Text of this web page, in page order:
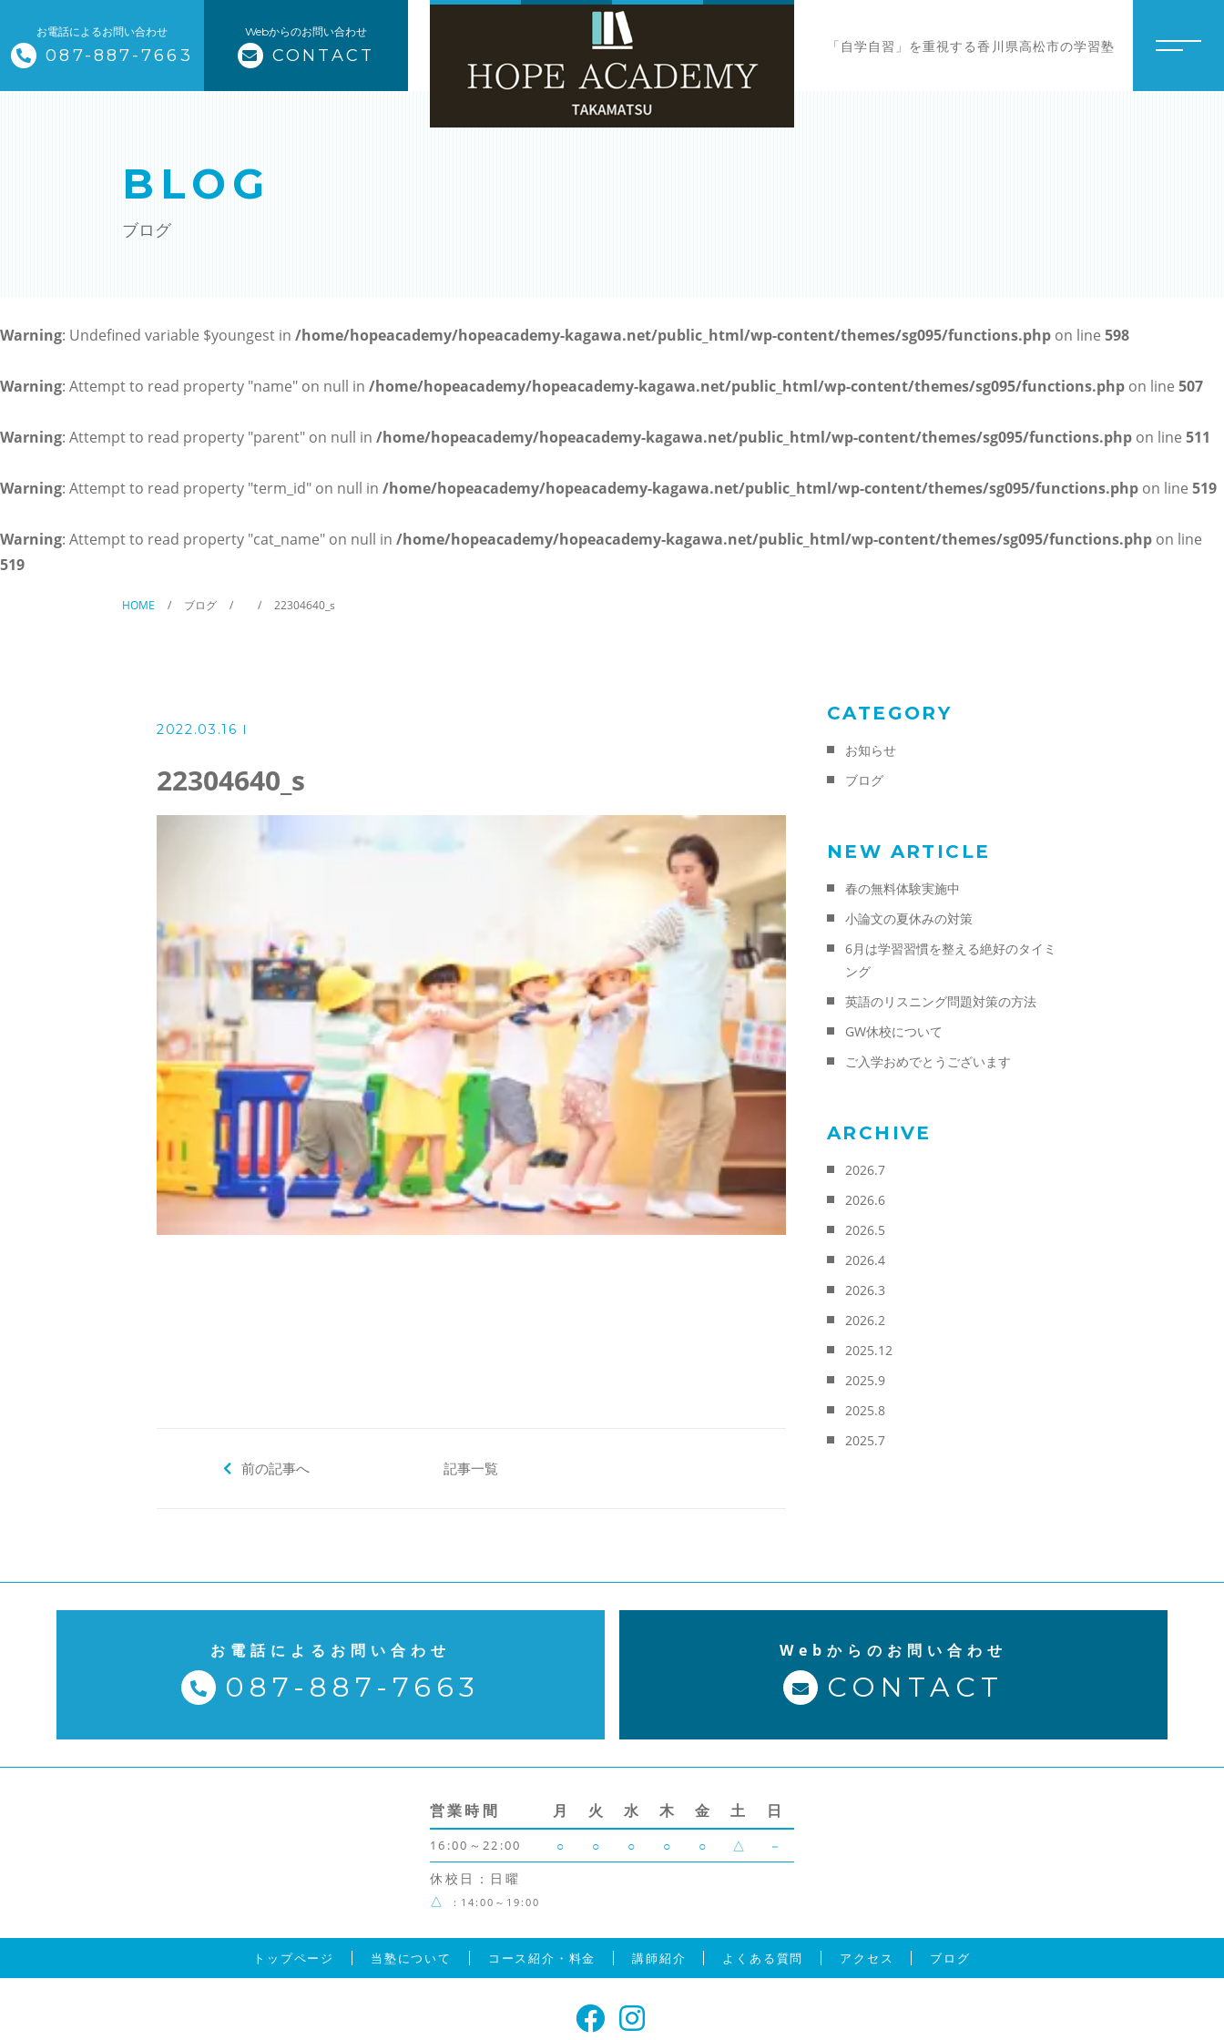
お電話によるお問い合わせ
087-887-7663
Webからのお問い合わせ
CONTACT 「自学自習」を重視する香川県高松市の学習塾
トップページ
高校生コース（3科目）
よくある質問
アクセス
当塾からのお知らせ
お問い合わせ
BLOG
ブログ
Warning: Undefined variable $youngest in /home/hopeacademy/hopeacademy-kagawa.net/public_html/wp-content/themes/sg095/functions.php on line 598
Warning: Attempt to read property "name" on null in /home/hopeacademy/hopeacademy-kagawa.net/public_html/wp-content/themes/sg095/functions.php on line 507
Warning: Attempt to read property "parent" on null in /home/hopeacademy/hopeacademy-kagawa.net/public_html/wp-content/themes/sg095/functions.php on line 511
Warning: Attempt to read property "term_id" on null in /home/hopeacademy/hopeacademy-kagawa.net/public_html/wp-content/themes/sg095/functions.php on line 519
Warning: Attempt to read property "cat_name" on null in /home/hopeacademy/hopeacademy-kagawa.net/public_html/wp-content/themes/sg095/functions.php on line
519
HOME ブログ 22304640_s
2022.03.16
22304640_s
前の記事へ 記事一覧
CATEGORY
お知らせ
ブログ
NEW ARTICLE
春の無料体験実施中
小論文の夏休みの対策
6月は学習習慣を整える絶好のタイミ
ング
英語のリスニング問題対策の方法
GW休校について
ご入学おめでとうございます
ARCHIVE
2026.7
2026.6
2026.5
2026.4
2026.3
2026.2
2025.12
2025.9
2025.8
2025.7
お電話によるお問い合わせ
087-887-7663
Webからのお問い合わせ
CONTACT
営業時間 月 火 水 木 金 土 日
16:00～22:00 ○ ○ ○ ○ ○ △
－
休校日：日曜
△
：14:00～19:00
トップページ 当塾について コース紹介・料金 講師紹介 よくある質問 アクセス ブログ